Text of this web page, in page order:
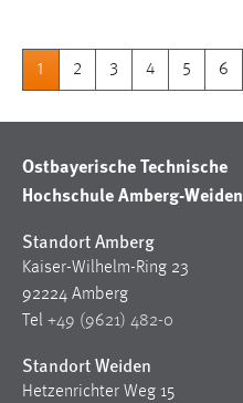
1 2 3 4 5 6
Ostbayerische Technische
Hochschule Amberg-Weiden
Standort Amberg
Kaiser-Wilhelm-Ring 23
92224 Amberg
Tel +49 (9621) 482-0
Standort Weiden
Hetzenrichter Weg 15